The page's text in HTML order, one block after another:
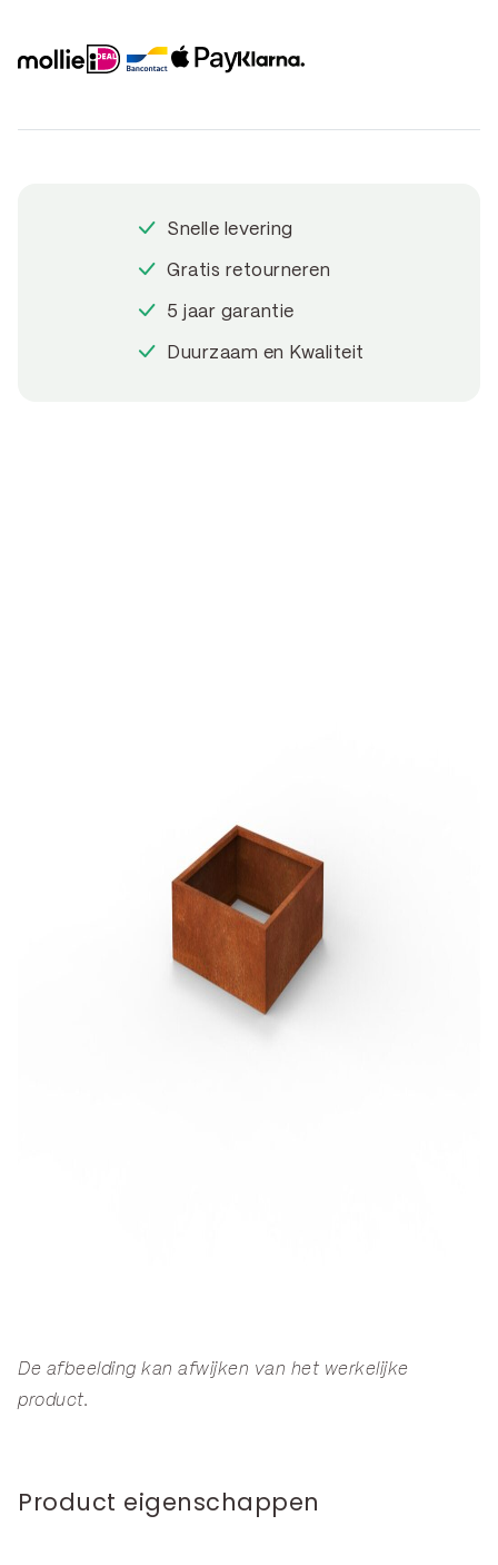
De afbeelding kan afwijken van het werkelijke
product.
Product eigenschappen
x
Snelle levering
Gratis retourneren
5 jaar garantie
Duurzaam en Kwaliteit